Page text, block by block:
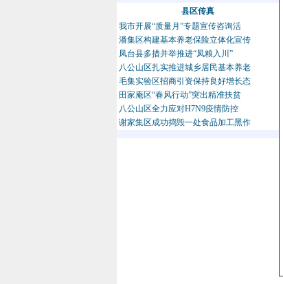
县区传真
我市开展“质量月”专题宣传咨询活
潘集区构建基本养老保险立体化宣传
凤台县多措并举推进“凤粮入川”
八公山区扎实推进城乡居民基本养老
毛集实验区招商引资保持良好增长态
田家庵区“春风行动”突出精准扶贫
八公山区全力应对H7N9疫情防控
谢家集区成功捣毁一处食品加工黑作